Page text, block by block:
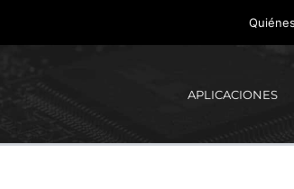
APLICACIONES